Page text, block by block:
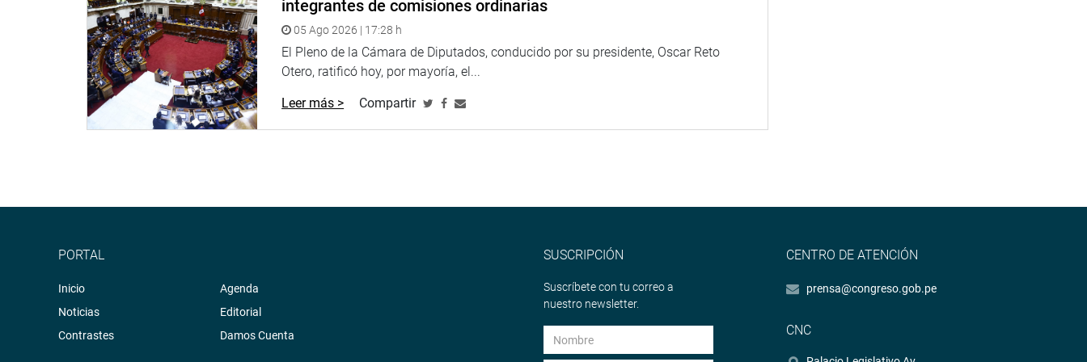
Facebook:https://www.facebook.com/congresodelarepublicadelperu?fref=ts
Twitter:https://twitter.com/congresoperu <https://twitter.com/congresoperu
Youtube:http://www.youtube.com/congresoperu<http://www.youtube.com/congresoperu >
Soundcloud:https://soundcloud.com/radiocongreso< https://soundcloud.com/radiocongreso
Sistema de Archivo Fotográfico (SAF):
http://www4.congreso.gob.pe/fotografia.asp
integrantes de comisiones ordinarias
05 Ago 2026 | 17:28 h
El Pleno de la Cámara de Diputados, conducido por su presidente, Oscar Reto
Otero, ratificó hoy, por mayoría, el...
Leer más > Compartir
PORTAL
Inicio
Noticias
Contrastes
Agenda
Editorial
Damos Cuenta
SUSCRIPCIÓN
Suscríbete con tu correo a
nuestro newsletter.
CENTRO DE ATENCIÓN
prensa@congreso.gob.pe
CNC